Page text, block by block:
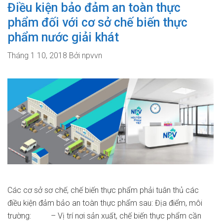
Điều kiện bảo đảm an toàn thực
phẩm đối với cơ sở chế biến thực
phẩm nước giải khát
Tháng 1 10, 2018 Bởi npvvn
Các cơ sở sơ chế, chế biến thực phẩm phải tuân thủ các
điều kiện đảm bảo an toàn thực phẩm sau: Địa điểm, môi
trường: – Vị trí nơi sản xuất, chế biến thực phẩm cần